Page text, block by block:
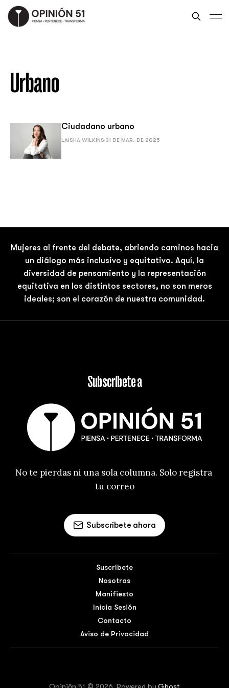
Urbano
Ciudadano urbano
LAISHA WILKINS 31 DE MAR. DE 2025
Mujeres al frente del debate, abriendo caminos hacia
un diálogo más inclusivo y equitativo. Aquí, la
diversidad de pensamiento y la representación
equitativa en los distintos sectores, no son meros
ideales; son el corazón de nuestra comunidad.
Subscríbete a
No te pierdas ni una sola columna. Solo registra
tu correo
Subscríbete ahora
Suscríbete
Nosotras
Manifiesto
Inicia Sesión
Contacto
Aviso de Privacidad